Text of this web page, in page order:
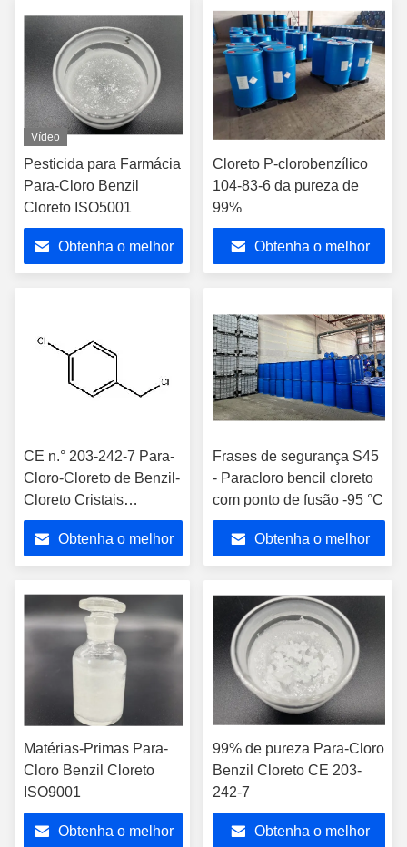
Vídeo
Pesticida para Farmácia
Para-Cloro Benzil
Cloreto ISO5001
Obtenha o melhor
Cloreto P-clorobenzílico
104-83-6 da pureza de
99%
Obtenha o melhor
CE n.° 203-242-7 Para-
Cloro-Cloreto de Benzil-
Cloreto Cristais
Aciculares
Obtenha o melhor
Frases de segurança S45
- Paracloro bencil cloreto
com ponto de fusão -95 °C
Obtenha o melhor
Matérias-Primas Para-
Cloro Benzil Cloreto
ISO9001
Obtenha o melhor
99% de pureza Para-Cloro
Benzil Cloreto CE 203-
242-7
Obtenha o melhor